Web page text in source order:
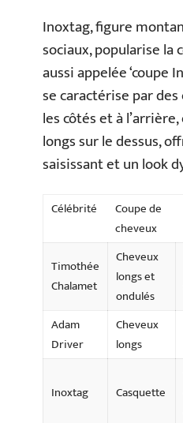
Inoxtag, figure
sociaux, popularise la
aussi appelée ‘coupe
se caractérise par
les côtés et à
longs sur le dessus,
saisissant et un look
Célébrité
Coupe de
cheveux
Timothée
Chalamet
Cheveux
longs et
ondulés
Adam
Driver
Cheveux
longs
Inoxtag Casquette